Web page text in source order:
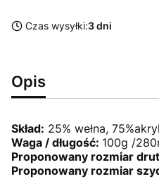
Czas wysyłki:3 dni
Opis
Skład: 25% wełna, 75%akryl
Waga / długość: 100g /
Proponowany rozmiar
Proponowany rozmiar